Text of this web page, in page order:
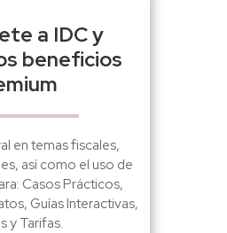
a IDC y
beneficios
en temas fiscales,
así como el uso de
Casos Prácticos,
Guías Interactivas,
y Tarifas.